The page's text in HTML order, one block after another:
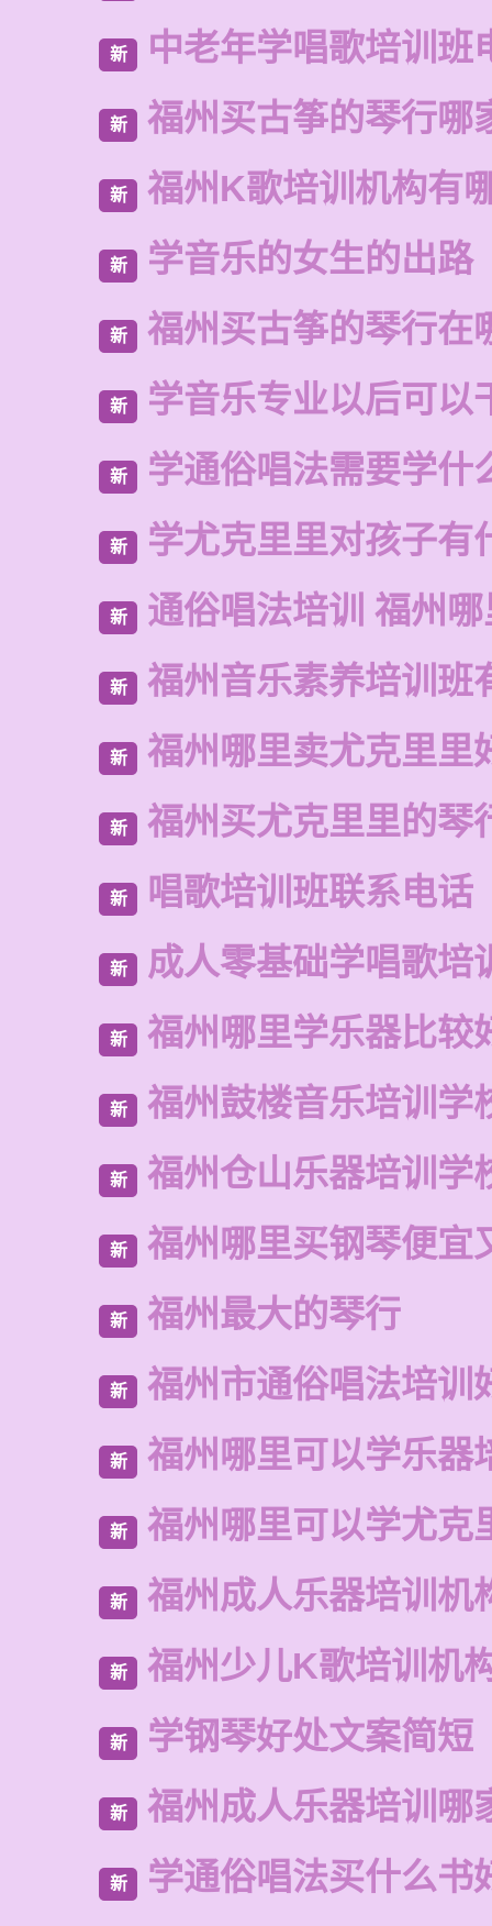
新 中老年学唱歌培训班
新 福州买古筝的琴行哪
新 福州K歌培训机构有
新 学音乐的女生的出路
新 福州买古筝的琴行在
新 学音乐专业以后可以
新 学通俗唱法需要学什
新 学尤克里里对孩子有
新 通俗唱法培训 福州
新 福州音乐素养培训班
新 福州哪里卖尤克里里
新 福州买尤克里里的琴
新 唱歌培训班联系电话
新 成人零基础学唱歌培
新 福州哪里学乐器比较
新 福州鼓楼音乐培训学
新 福州仓山乐器培训学
新 福州哪里买钢琴便宜
新 福州最大的琴行
新 福州市通俗唱法培训
新 福州哪里可以学乐器
新 福州哪里可以学尤克
新 福州成人乐器培训机
新 福州少儿K歌培训机
新 学钢琴好处文案简短
新 福州成人乐器培训哪
新 学通俗唱法买什么书